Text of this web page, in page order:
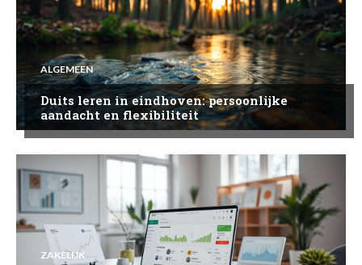
ALGEMEEN
Duits leren in eindhoven: persoonlijke
aandacht en flexibiliteit
ZAKELIJK